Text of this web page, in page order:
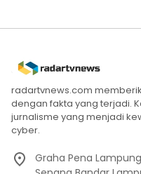
radartvnews.com
dengan fakta yang terjadi.
jurnalisme yang menjadi
cyber.
Graha Pena